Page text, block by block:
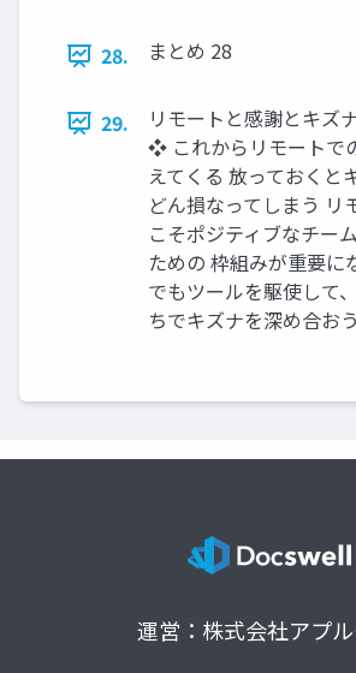
28. まとめ 28
29.
リモートと感謝とキ
❖ これからリモートで
えてくる 放っておくと
どん損なってしまう リ
こそポジティブなチー
ための 枠組みが重要に
でもツールを駆使して
ちでキズナを深め合お
運営：株式会社アプ